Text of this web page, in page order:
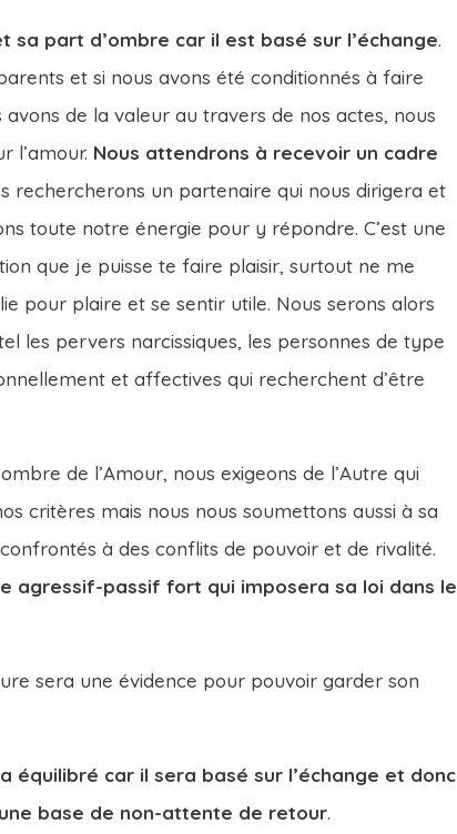
sa part d’ombre car il est basé sur l’échange.
et si nous avons été conditionnés à faire
de la valeur au travers de nos actes, nous
l’amour. Nous attendrons à recevoir un cadre
rechercherons un partenaire qui nous dirigera et
toute notre énergie pour y répondre. C’est une
que je puisse te faire plaisir, surtout ne me
pour plaire et se sentir utile. Nous serons alors
les pervers narcissiques, les personnes de type
et affectives qui recherchent d’être
de l’Amour, nous exigeons de l’Autre qui
critères mais nous nous soumettons aussi à sa
à des conflits de pouvoir et de rivalité.
agressif-passif fort qui imposera sa loi dans le
sera une évidence pour pouvoir garder son
équilibré car il sera basé sur l’échange et donc
base de non-attente de retour.